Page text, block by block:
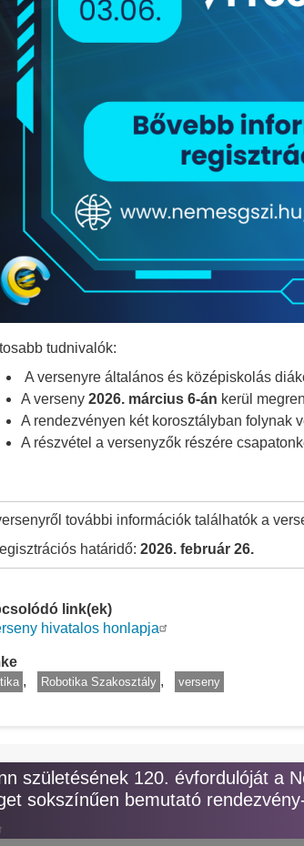
tudnivalók:
A versenyre általános és középiskolás
A verseny 2026. március 6-án kerül
A rendezvényen két korosztályban folynak
A részvétel a versenyzők részére
további információk találhatók a
határidő: 2026. február 26.
link(ek)
hivatalos honlapja
Robotika Szakosztály verseny
születésének 120. évfordulóját a
sokszínűen bemutató